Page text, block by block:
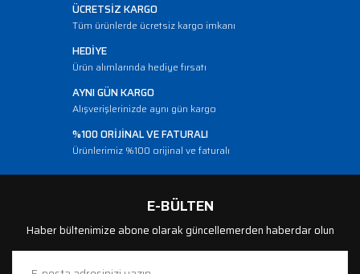
ÜCRETSİZ KARGO
Tüm ürünlerde ücretsiz kargo imkanı
HEDİYE
Ürün alımlarında hediye fırsatı
AYNI GÜN KARGO
Alışverişlerinizde aynı gün kargo
%100 ORİJİNAL VE FATURALI
Ürünlerimiz %100 orijinal ve faturalı
E-BÜLTEN
Haber bültenimize abone olarak güncellemerden haberdar olun